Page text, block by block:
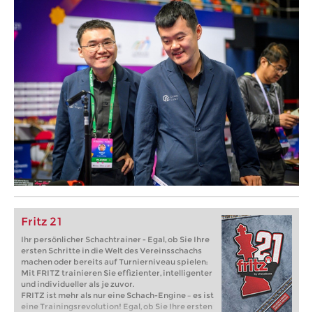
Fritz 21
Ihr persönlicher Schachtrainer - Egal, ob Sie Ihre
ersten Schritte in die Welt des Vereinsschachs
machen oder bereits auf Turnierniveau spielen:
Mit FRITZ trainieren Sie effizienter, intelligenter
und individueller als je zuvor.
FRITZ ist mehr als nur eine Schach-Engine – es ist
eine Trainingsrevolution! Egal, ob Sie Ihre ersten